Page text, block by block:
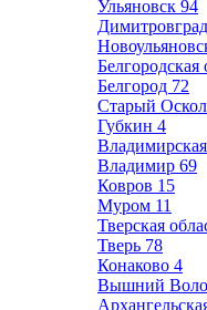
Ульяновск 94
Димитровград
Белгородская
Белгород 72
Старый Оскол
Губкин 4
Владимир 69
Ковров 15
Муром 11
Тверская
Тверь 78
Конаково 4
Вышний